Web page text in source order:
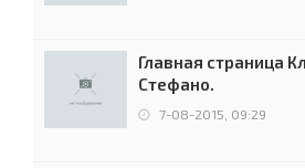
Главная страница
Стефано.
7-08-2015, 09:29